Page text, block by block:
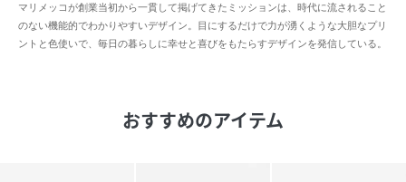
マリメッコが創業当初から一貫して掲げてきたミッションは、時代に流されること
のない機能的でわかりやすいデザイン。目にするだけで力が湧くような大胆なプリ
ントと色使いで、毎日の暮らしに幸せと喜びをもたらすデザインを発信している。
おすすめのアイテム